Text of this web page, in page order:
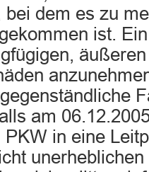
bei dem es zu
ist.
am
PKW in eine